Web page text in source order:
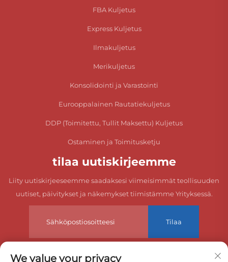
FBA Kuljetus
Express Kuljetus
Ilmakuljetus
Merikuljetus
Konsolidointi ja Varastointi
Eurooppalainen Rautatiekuljetus
DDP (Toimitettu, Tullit Maksettu) Kuljetus
Ostaminen ja Toimitusketju
tilaa uutiskirjeemme
Liity uutiskirjeeseemme saadaksesi viimeisimmät teollisuuden
uutiset, päivitykset ja näkemykset tiimistämme Yrityksessä.
Tilaa
We value your privacy